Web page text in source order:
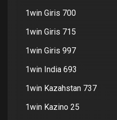
1win Giris 700
1win Giris 715
1win Giris 997
1win India 693
1win Kazahstan 737
1win Kazino 25